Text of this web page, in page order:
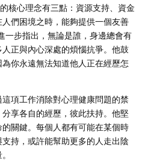
核心理念有三點：資源支持、資金
們困境之時，能夠提供一個友善
一步指出，無論是誰，身邊總會有
正與內心深處的煩惱抗爭。他鼓
你永遠無法知道他人正在經歷怎
項工作消除對心理健康問題的禁
享各自的經歷，彼此扶持。他堅
關鍵。每個人都有可能在某個時
持，或許能幫助更多的人走出陰